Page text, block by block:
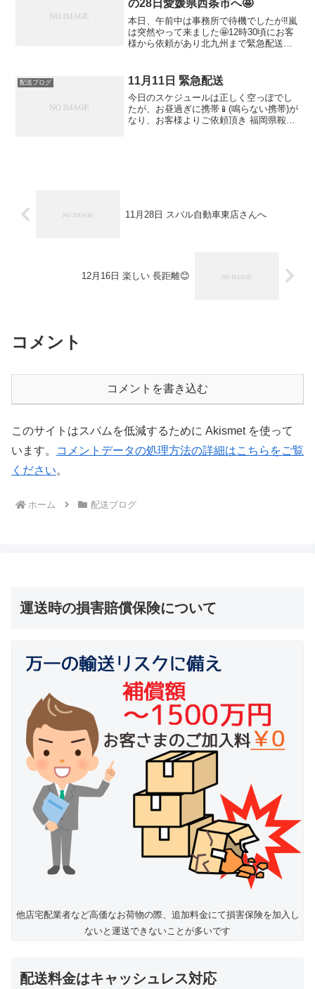
の28日愛媛県西条市へ🤩
本日、午前中は事務所で待機でしたが‼️嵐
は突然やって来ました🤩12時30頃にお客
様から依頼があり北九州まで緊急配送で
り、とても多かったですが 何とか無事に
到着15時3...
配送ブログ 11月11日 緊急配送
今日のスケジュールは正しく空っぽでし
たが、お昼過ぎに携帯📱(鳴らない携帯)が
なり、お客様よりご依頼頂き 福岡県鞍手
11月28日 スバル自動車東店さんへ
12月16日 楽しい 長距離😊
コメント
コメントを書き込む
このサイトはスパムを低減するために Akismet を使って
います。
コメントデータの処理方法の詳細はこちらをご覧
ください。
ホーム 配送ブログ
運送時の損害賠償保険について
他店宅配業者など高価なお荷物の際、追加料金にて損害保険を加入し
ないと運送できないことが多いです
配送料金はキャッシュレス対応